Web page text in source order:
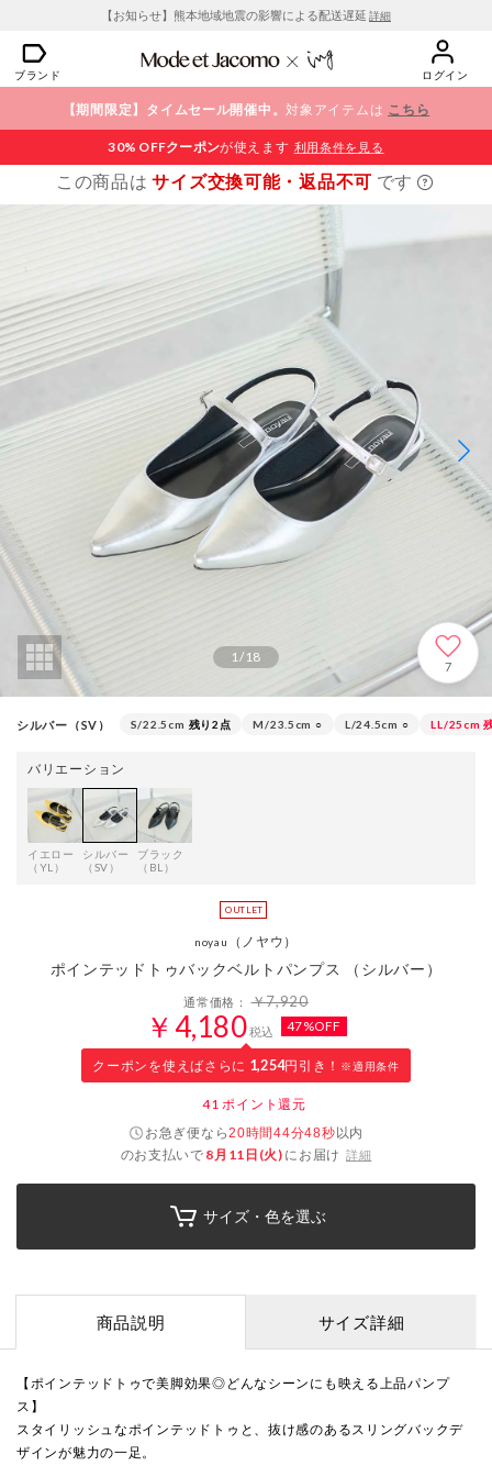
【お知らせ】熊本地域地震の影響による配送遅延 詳細
ブランド ログイン
【期間限定】タイムセール開催中。対象アイテムは こちら
30% OFFクーポンが使えます 利用条件を見る
この商品はサイズ交換可能・返品不可 です
1/18
7
シルバー（SV） S/22.5cm 残り2点 M/23.5cm ○ L/24.5cm ○ LL/25cm
バリエーション
イエロー
（YL）
シルバー
（SV）
ブラック
（BL）
noyau （ノヤウ）
ポインテッドトゥバックベルトパンプス （シルバー）
通常価格：￥7,920
￥4,180税込 47%OFF
クーポンを使えばさらに 1,254円引き！ ※適用条件
41 ポイント還元
お急ぎ便なら20時間44分47秒以内
のお支払いで 8月11日(火) にお届け 詳細
サイズ・色を選ぶ
商品説明 サイズ詳細
【ポインテッドトゥで美脚効果◎どんなシーンにも映える上品パンプ
ス】
スタイリッシュなポインテッドトゥと、抜け感のあるスリングバックデ
ザインが魅力の一足。